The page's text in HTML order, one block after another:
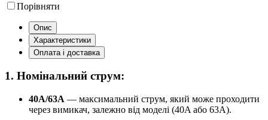
Порівняти
Опис
Характеристики
Оплата і доставка
1. Номінальний струм:
40A/63A — максимальний струм, який може проходити
через вимикач, залежно від моделі (40A або 63A).